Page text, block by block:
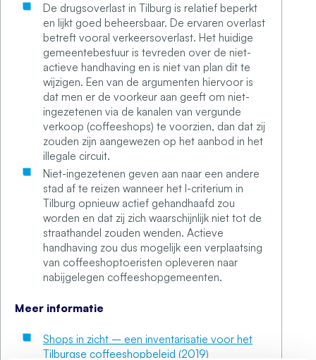
De drugsoverlast in Tilburg is relatief beperkt
en lijkt goed beheersbaar. De ervaren overlast
betreft vooral verkeersoverlast. Het huidige
gemeentebestuur is tevreden over de niet-
actieve handhaving en is niet van plan dit te
wijzigen. Een van de argumenten hiervoor is
dat men er de voorkeur aan geeft om niet-
ingezetenen via de kanalen van vergunde
verkoop (coffeeshops) te voorzien, dan dat zij
zouden zijn aangewezen op het aanbod in het
illegale circuit.
Niet-ingezetenen geven aan naar een andere
stad af te reizen wanneer het I-criterium in
Tilburg opnieuw actief gehandhaafd zou
worden en dat zij zich waarschijnlijk niet tot de
straathandel zouden wenden. Actieve
handhaving zou dus mogelijk een verplaatsing
van coffeeshoptoeristen opleveren naar
nabijgelegen coffeeshopgemeenten.
Meer informatie
Shops in zicht – een inventarisatie voor het
Tilburgse coffeeshopbeleid (2019)